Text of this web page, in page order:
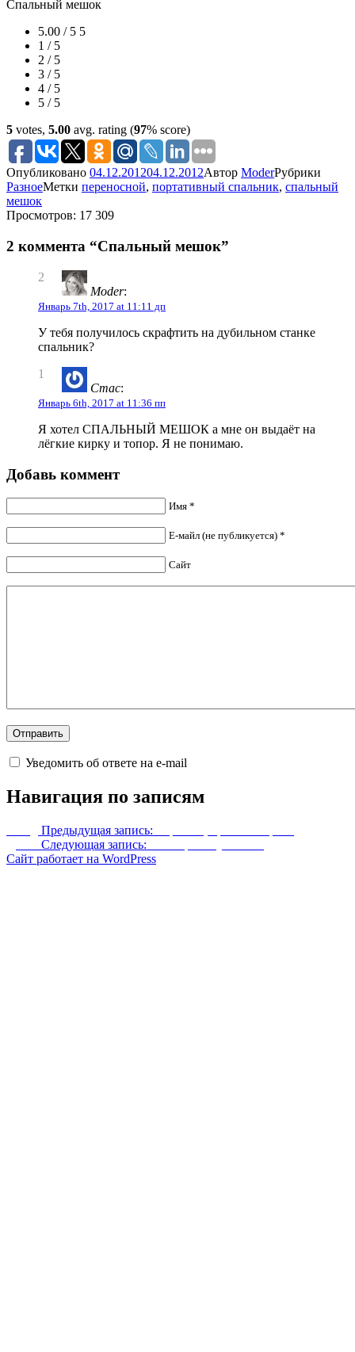
Спальный мешок
5.00 / 5 5
1 / 5
2 / 5
3 / 5
4 / 5
5 / 5
5 votes, 5.00 avg. rating (97% score)
Опубликовано 04.12.201204.12.2012Автор ModerРубрики
РазноеМетки переносной, портативный спальник, спальный
мешок
Просмотров: 17 309
2 коммента “Спальный мешок”
2
Moder:
Январь 7th, 2017 at 11:11 дп
У тебя получилось скрафтить на дубильном станке
спальник?
1
Стас:
Январь 6th, 2017 at 11:36 пп
Я хотел СПАЛЬНЫЙ МЕШОК а мне он выдаёт на
лёгкие кирку и топор. Я не понимаю.
Добавь коммент
Имя *
Е-майл (не публикуется) *
Сайт
Уведомить об ответе на e-mail
Навигация по записям
Предыдущая запись:
Следующая запись:
Сайт работает на WordPress